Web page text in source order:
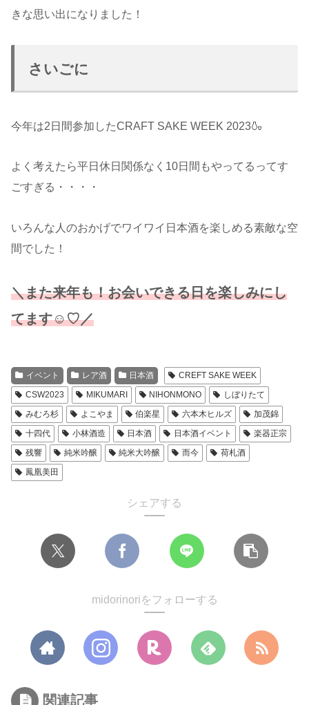
きな思い出になりました！
さいごに
今年は2日間参加したCRAFT SAKE WEEK 2023🍶
よく考えたら平日休日関係なく10日間もやってるってす
ごすぎる・・・・
いろんな人のおかげでワイワイ日本酒を楽しめる素敵な空
間でした！
＼また来年も！お会いできる日を楽しみにし
てます☺♡／
イベント レア酒 日本酒
CREFT SAKE WEEK
CSW2023
MIKUMARI NIHONMONO
しぼりたて
みむろ杉
よこやま 伯楽星 六本木ヒルズ
加茂錦
十四代
小林酒造 日本酒 日本酒イベント
楽器正宗
残響
純米吟醸 純米大吟醸 而今
荷札酒
鳳凰美田
シェアする
midorinoriをフォローする
関連記事